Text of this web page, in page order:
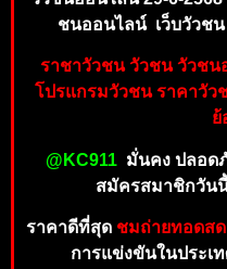
ชนออนไลน์ เว็บวัวชน
ราชาวัวชน วัวชน วัวช
โปรแกรมวัวชน ราคาวัว
ย้
@KC911มั่นคง ปลอดภั
สมัครสมาชิกวัน
ราคาดีที่สุด ชมถ่ายทอดส
การแข่งขันในประเท